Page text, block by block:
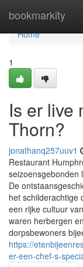
bookmarkity
Home
Home
1
Is er live
Thorn?
jonathanq257uuv1
Restaurant
seizoensgebonden
De
het schilderachtige
een rijke cultuur
waren herbergen
dorpsbewoners
https://
er-een-chef-s-